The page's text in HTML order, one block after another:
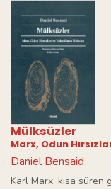
Mülksüzler
Marx, Odun
Daniel Bensaid
Karl Marx, kısa süren